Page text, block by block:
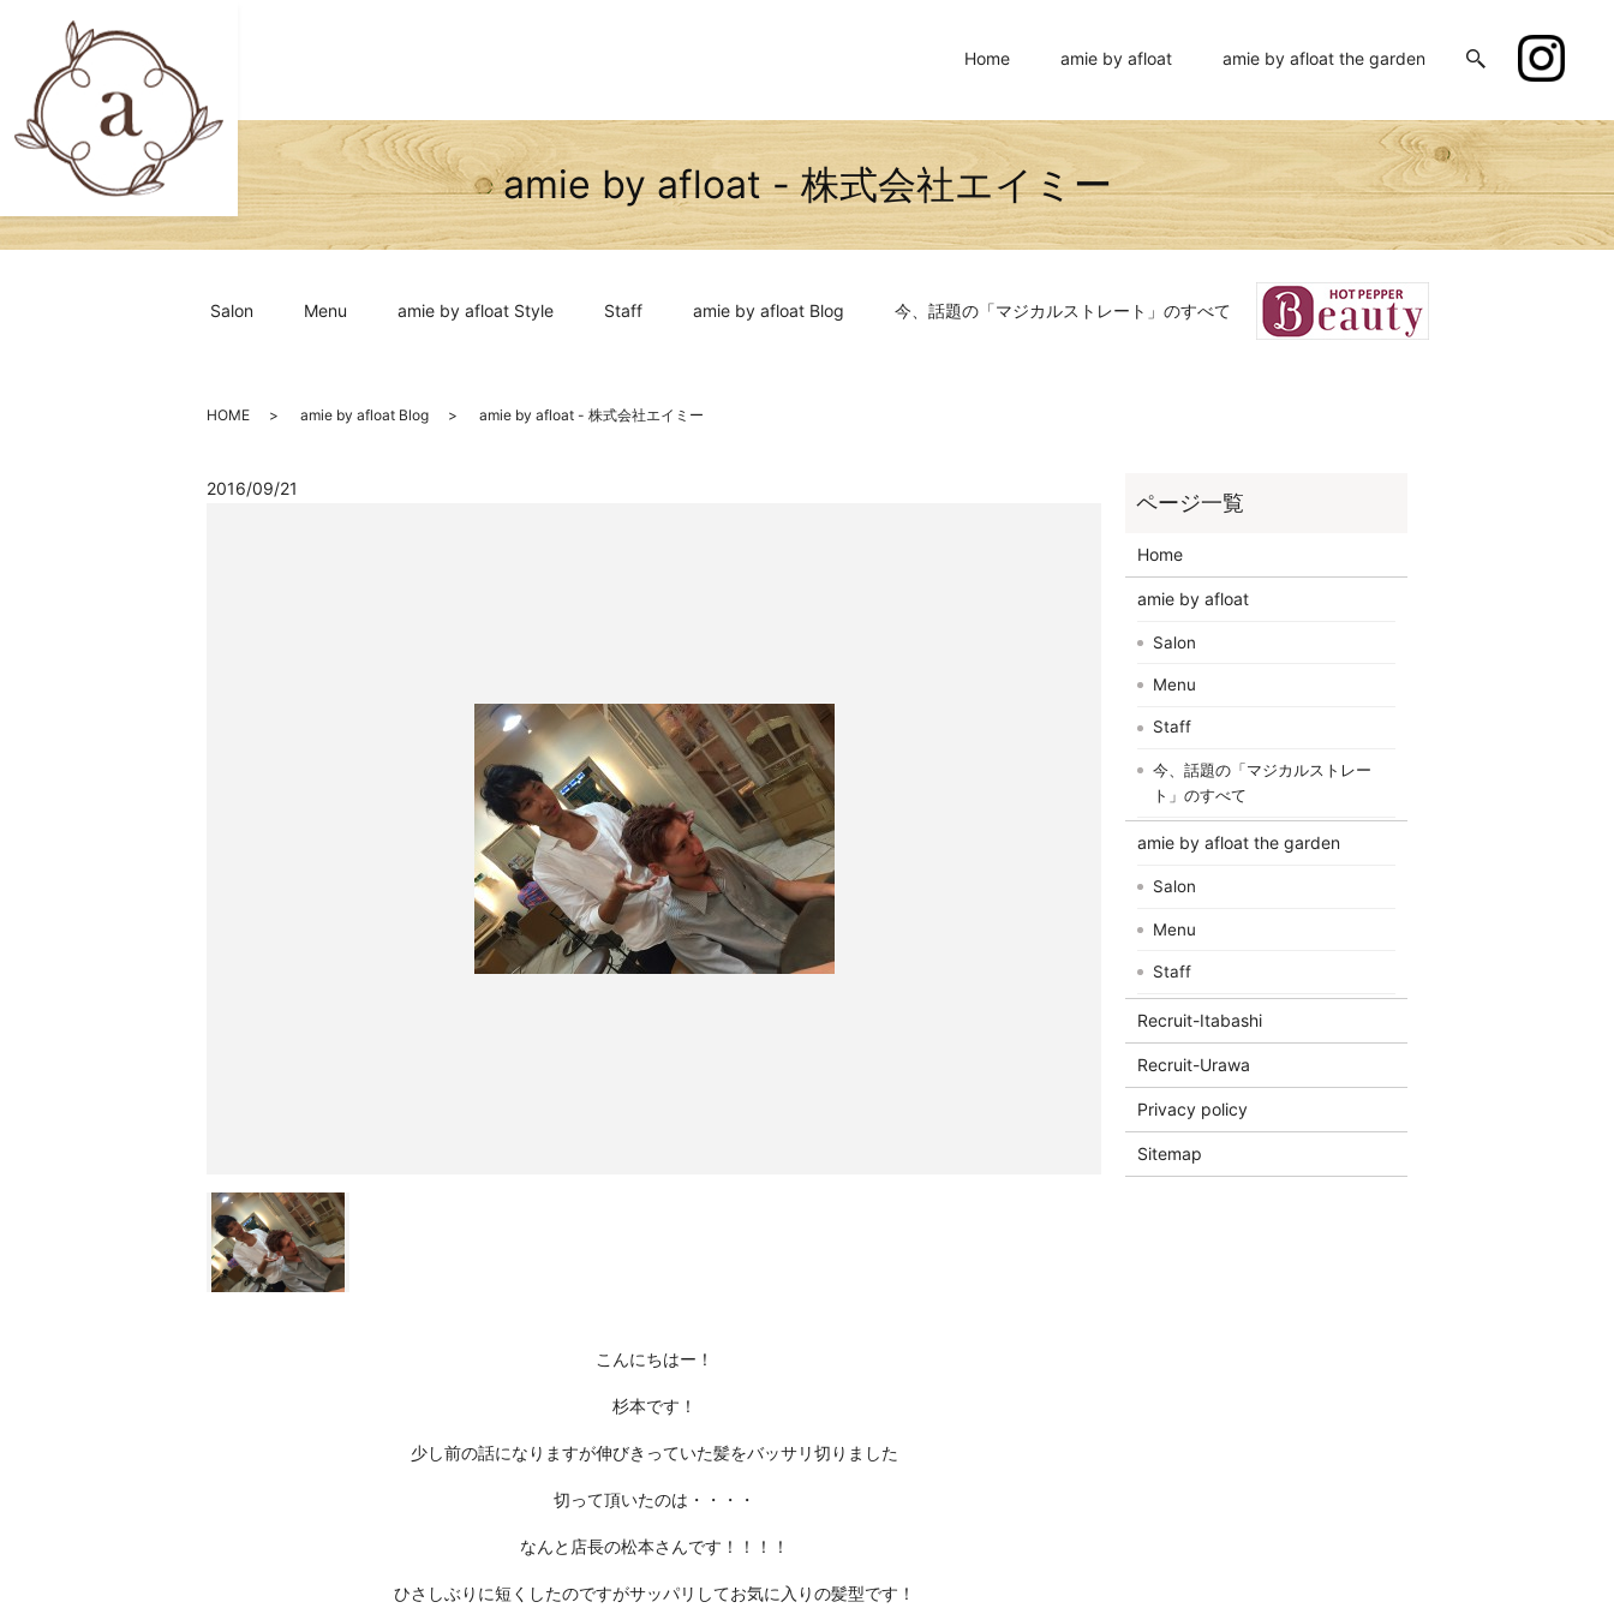
Home amie by afloat amie by afloat the garden
Salon Menu amie by afloat Style Staff amie by afloat Blog 今、話題の「マジカルストレート」のすべて
amie by afloat - 株式会社エイミー
HOME amie by afloat Blog amie by afloat - 株式会社エイミー
2016/09/21
こんにちはー！
杉本です！
少し前の話になりますが伸びきっていた髪をバッサリ切りました
切って頂いたのは・・・・
なんと店長の松本さんです！！！！
ひさしぶりに短くしたのですがサッパリ してお気に入りの髪型です！
Home
amie by afloat
Salon
Menu
Staff
今、話題の「マジカルストレー
ト」のすべて
amie by afloat the garden
Salon
Menu
Staff
Recruit-Itabashi
Recruit-Urawa
Privacy policy
Sitemap